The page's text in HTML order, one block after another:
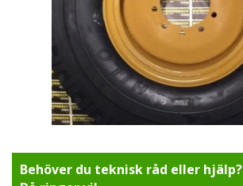
Behöver du teknisk råd eller hjälp?